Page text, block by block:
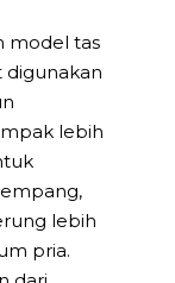
model tas
digunakan
lebih
lebih
pria.